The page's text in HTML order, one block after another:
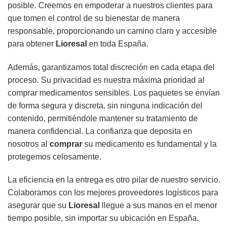
posible. Creemos en empoderar a nuestros clientes para
que tomen el control de su bienestar de manera
responsable, proporcionando un camino claro y accesible
para obtener Lioresal en toda España.
Además, garantizamos total discreción en cada etapa del
proceso. Su privacidad es nuestra máxima prioridad al
comprar medicamentos sensibles. Los paquetes se envían
de forma segura y discreta, sin ninguna indicación del
contenido, permitiéndole mantener su tratamiento de
manera confidencial. La confianza que deposita en
nosotros al comprar su medicamento es fundamental y la
protegemos celosamente.
La eficiencia en la entrega es otro pilar de nuestro servicio.
Colaboramos con los mejores proveedores logísticos para
asegurar que su Lioresal
llegue a sus manos en el menor
tiempo posible, sin importar su ubicación en España.